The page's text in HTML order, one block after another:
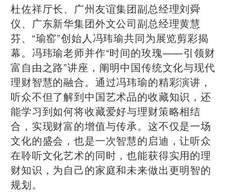
杜佐祥厅长、广州友谊集团副总经理刘舜
仪、广东新华集团外文公司副总经理黄慧
芬、“瑜窑”创始人冯玮瑜共同为展览剪彩揭
幕。冯玮瑜老师并作“时间的玫瑰——引领财
富自由之路”讲座，阐明中国传统文化与现代
理财智慧的融合。通过冯玮瑜的精彩演讲，
听众不但了解到中国艺术品的收藏知识，还
能学习到如何将收藏爱好与理财策略相结
合，实现财富的增值与传承。这不仅是一场
文化的盛会，也是一次智慧的启迪，让听众
在聆听文化艺术的同时，也能获得实用的理
财知识，为自己的家庭和未来做出更明智的
规划。